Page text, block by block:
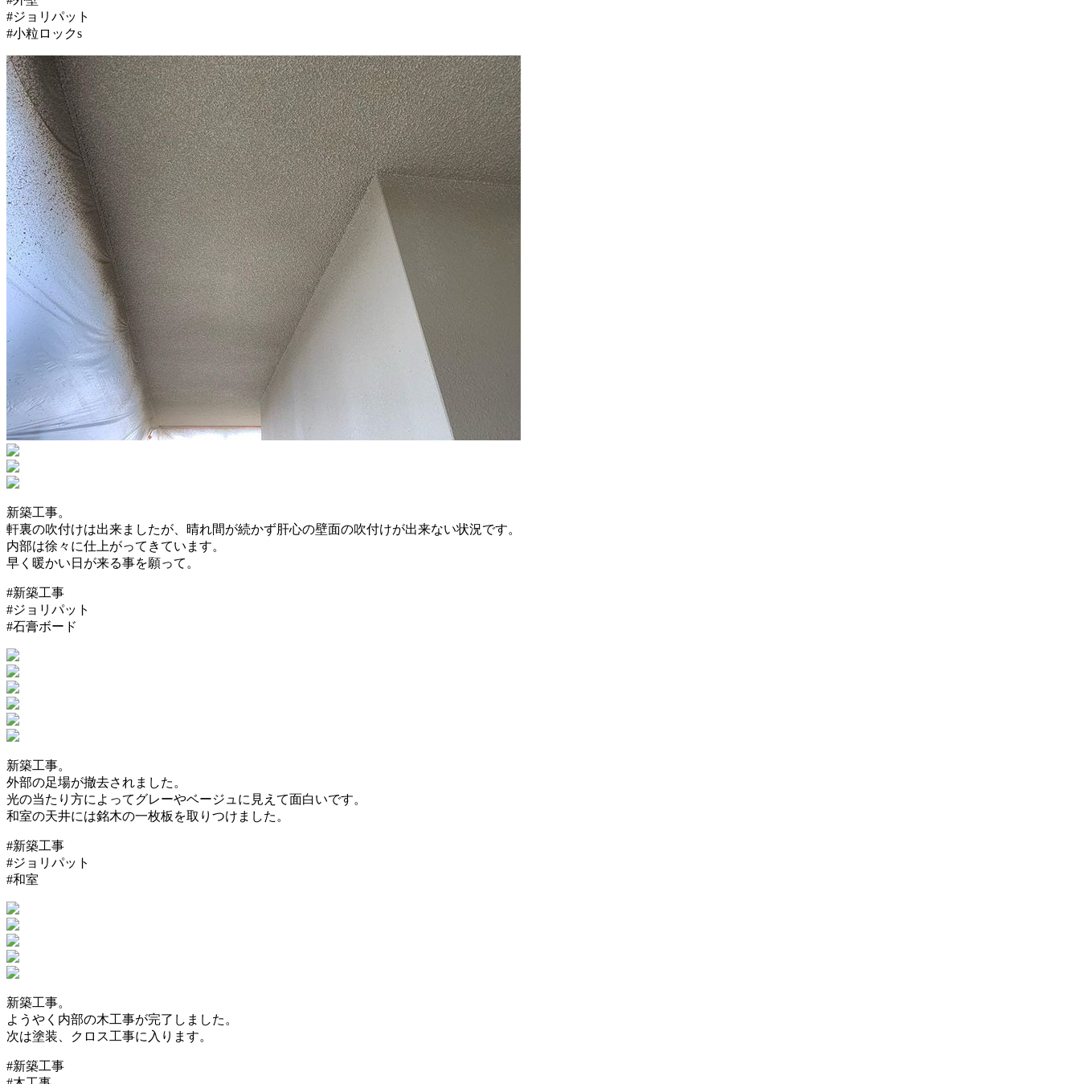
#ジョリパット
#小粒ロックs
新築工事。
軒裏の吹付けは出来ましたが、晴れ間が続かず肝心の壁面の吹付けが出来ない状況です。
内部は徐々に仕上がってきています。
早く暖かい日が来る事を願って。
#新築工事
#ジョリパット
#石膏ボード
新築工事。
外部の足場が撤去されました。
光の当たり方によってグレーやベージュに見えて面白いです。
和室の天井には銘木の一枚板を取りつけました。
#新築工事
#ジョリパット
#和室
新築工事。
ようやく内部の木工事が完了しました。
次は塗装、クロス工事に入ります。
#新築工事